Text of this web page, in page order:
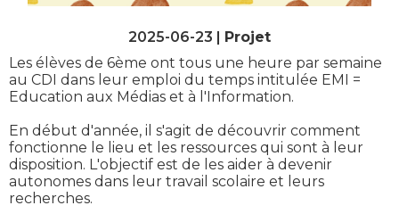
2025-06-23 | Projet
Les élèves de 6ème ont tous une heure par semaine
au CDI dans leur emploi du temps intitulée EMI =
Education aux Médias et à l'Information.
En début d'année, il s'agit de découvrir comment
fonctionne le lieu et les ressources qui sont à leur
disposition. L'objectif est de les aider à devenir
autonomes dans leur travail scolaire et leurs
recherches.